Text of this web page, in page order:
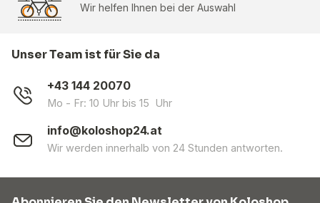
Wir helfen Ihnen bei der Auswahl
Unser Team ist für Sie da
+43 144 20070
Mo - Fr: 10 Uhr bis 15 Uhr
info@koloshop24.at
Wir werden innerhalb von 24 Stunden antworten.